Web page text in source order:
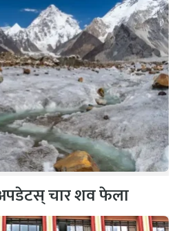
अपडेटस् चार शव फेला